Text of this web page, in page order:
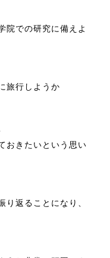
院での研究に備えよ
旅行しようか
おきたいという思い
り返ることになり、